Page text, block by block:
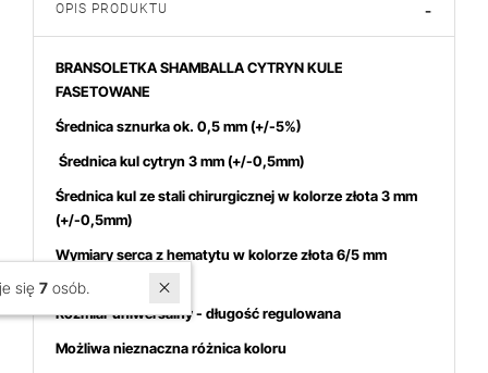
OPIS PRODUKTU -
BRANSOLETKA SHAMBALLA CYTRYN KULE
FASETOWANE
Średnica sznurka ok. 0,5 mm (+/-5%)
Średnica kul cytryn 3 mm (+/-0,5mm)
Średnica kul ze stali chirurgicznej w kolorze złota 3 mm
(+/-0,5mm)
Wymiary serca z hematytu w kolorze złota 6/5 mm
(+/-0,5mm)
Rozmiar uniwersalny - długość regulowana
Możliwa nieznaczna różnica koloru
W ostatnich 7 dniach produktem interesuje się